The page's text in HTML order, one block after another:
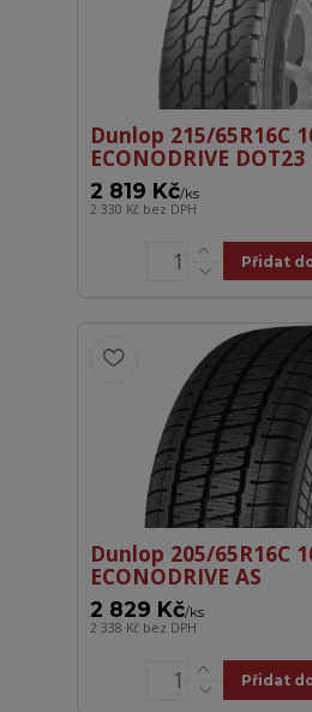
Dunlop 215/65R16C
ECONODRIVE DOT23
2 819 Kč/ks
2 330 Kč bez DPH
Přidat
Dunlop 205/65R16C
ECONODRIVE AS
2 829 Kč/ks
2 338 Kč bez DPH
Přidat